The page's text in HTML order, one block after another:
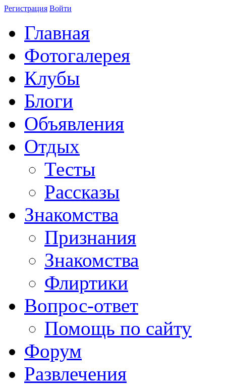
Регистрация Войти
Главная
Фотогалерея
Клубы
Блоги
Объявления
Отдых
Тесты
Рассказы
Знакомства
Признания
Знакомства
Флиртики
Вопрос-ответ
Помощь по сайту
Форум
Развлечения